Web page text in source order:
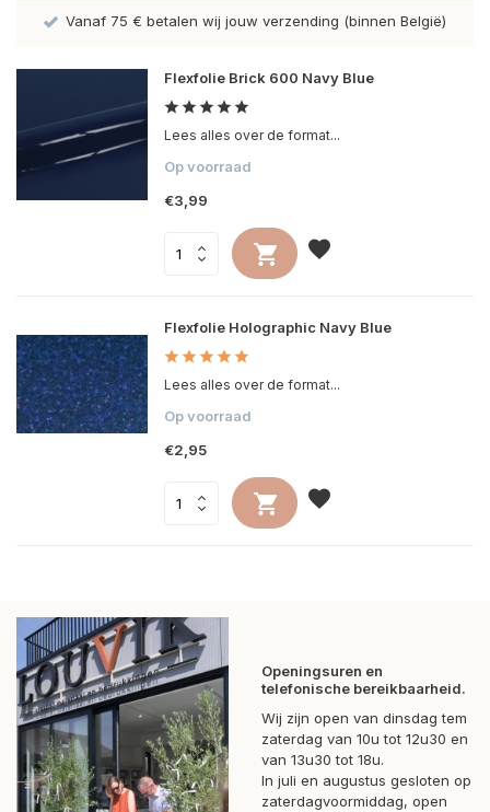
Vanaf 75 € betalen wij jouw verzending (binnen België)
Flexfolie Brick 600 Navy Blue
Lees alles over de format...
Op voorraad
€3,99
Flexfolie Holographic Navy Blue
Lees alles over de format...
Op voorraad
€2,95
Openingsuren en
telefonische bereikbaarheid.
Wij zijn open van dinsdag tem
zaterdag van 10u tot 12u30 en
van 13u30 tot 18u.
In juli en augustus gesloten op
zaterdagvoormiddag, open